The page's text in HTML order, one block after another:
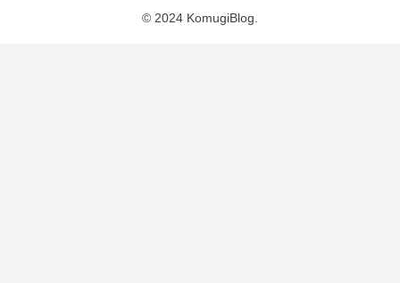
© 2024 KomugiBlog.